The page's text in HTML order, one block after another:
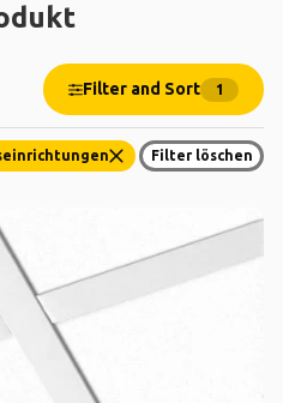
Filter and Sort 1
Filter löschen